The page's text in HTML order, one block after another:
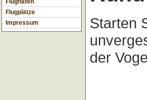
Flughäfen
Flugplätze
Impressum
Starten
der